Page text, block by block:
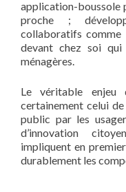
application-boussole
proche ;
collaboratifs comme
devant chez soi
ménagères.
Le véritable
certainement celui
public par les
d’innovation
impliquent en
durablement les